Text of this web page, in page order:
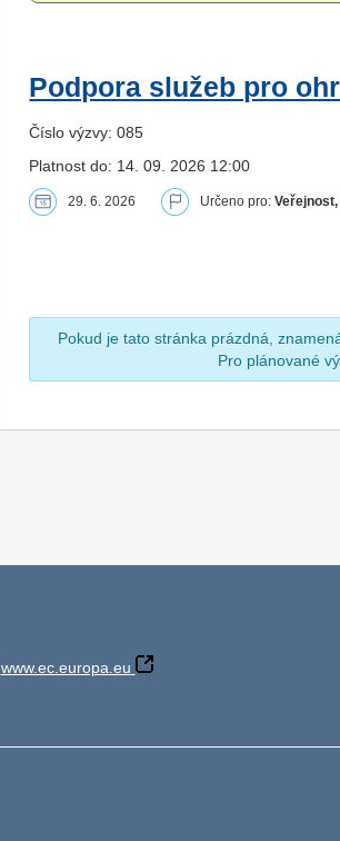
Podpora služeb pro
Číslo výzvy: 085
Platnost do: 14. 09. 2026 12:00
29. 6. 2026 Určeno pro:Veřejnost,
Pokud je tato stránka prázdná,
Pro plánované
www.ec.europa.eu